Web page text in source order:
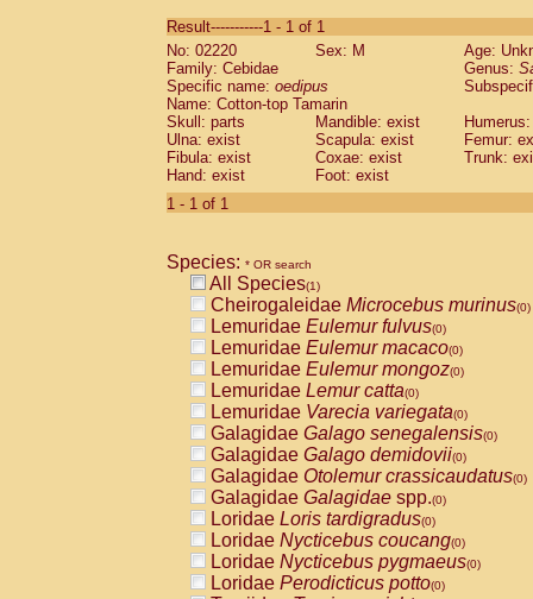
CebidaeSaguinus labiatus(0)
Cebidae Saguinus leucopus (0)
Cebidae
CebidaeSaguinus mystax
Cebidae Saguinus nigricollis (0)
Cebidae Saguinus oedipus
Cebidae Saguinus weddelli
Cebidae Saguinusspp.
Cebidae
CebidaeCebus capucinus
CebidaeCebus nigrivittatus
CebidaeCebus spp.(0)
CebidaeSaimiri boliviensis(0)
CebidaeSaimiri sciureus(0)
AtelidaeAlouatta caraya(0)
AtelidaeAlouatta fusca(0)
AtelidaeAlouatta seniculus(0)
AtelidaeAlouattaspp.(0)
AtelidaeAteles belzebuth(0)
AtelidaeAteles geoffroyi(0)
AtelidaeAteles paniscus(0)
AtelidaeAtelesspp.(0)
AtelidaeLagothrix lagothricha(0)
AtelidaeLagothrix lagothricha cana
PitheciidaeCacajao calvus
Result-----------1 - 1 of 1
No: 02220
Sex: M
Age:
Family: Cebidae
Genus:
Specific name: oedipus
Name: Cotton-top Tamarin
Skull: parts
Mandible: exist
Ulna: exist
Scapula: exist
Femur:
Fibula: exist
Coxae: exist
Trunk:
Hand: exist
Foot: exist
1 - 1 of 1
Species: * OR search
All Species(1)
Cheirogaleidae Microcebus murinus(0)
Lemuridae Eulemur fulvus(0)
Lemuridae Eulemur macaco(0)
Lemuridae Eulemur mongoz(0)
Lemuridae Lemur catta(0)
Lemuridae Varecia variegata(0)
Galagidae Galago senegalensis(0)
Galagidae Galago demidovii(0)
Galagidae Otolemur crassicaudatus(0)
Galagidae Galagidae spp.(0)
Loridae Loris tardigradus(0)
Loridae Nycticebus coucang(0)
Loridae Nycticebus pygmaeus(0)
Loridae Perodicticus potto(0)